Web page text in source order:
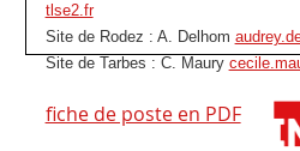
tlse2.fr
Site de Rodez : A. Delhom
Site de Tarbes : C. Maury
fiche de poste en PDF